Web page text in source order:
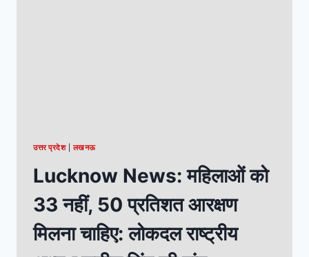
उत्तर प्रदेश|लखनऊ
Lucknow News: महिलाओं को
33 नहीं, 50 प्रतिशत आरक्षण
मिलना चाहिए: लोकदल राष्ट्रीय